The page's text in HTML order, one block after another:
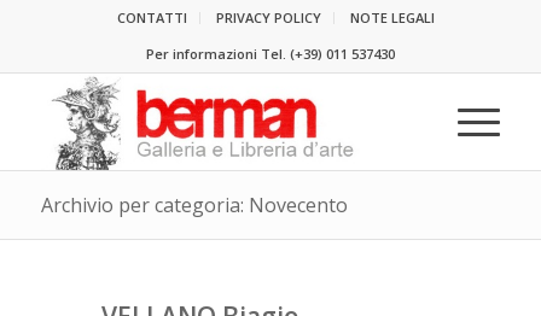
CONTATTI PRIVACY POLICY
NOTE LEGALI
Per informazioni Tel. (+39) 011 537430
Archivio per categoria: Novecento